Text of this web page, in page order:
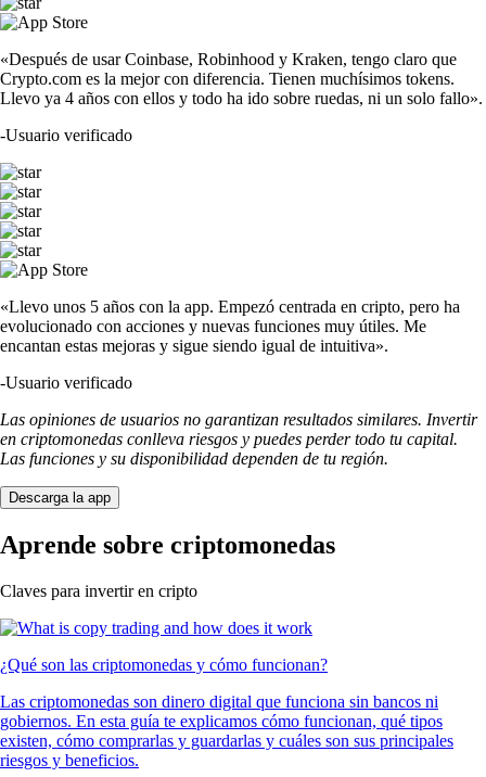
«Después de usar Coinbase, Robinhood y Kraken, tengo claro que
Crypto.com es la mejor con diferencia. Tienen muchísimos tokens.
Llevo ya 4 años con ellos y todo ha ido sobre ruedas, ni un solo fallo».
-Usuario verificado
«Llevo unos 5 años con la app. Empezó centrada en cripto, pero ha
evolucionado con acciones y nuevas funciones muy útiles. Me
encantan estas mejoras y sigue siendo igual de intuitiva».
-Usuario verificado
Las opiniones de usuarios no garantizan resultados similares. Invertir
en criptomonedas conlleva riesgos y puedes perder todo tu capital.
Las funciones y su disponibilidad dependen de tu región.
Descarga la app
Aprende sobre criptomonedas
Claves para invertir en cripto
¿Qué son las criptomonedas y cómo funcionan?
Las criptomonedas son dinero digital que funciona sin bancos ni
gobiernos. En esta guía te explicamos cómo funcionan, qué tipos
existen, cómo comprarlas y guardarlas y cuáles son sus principales
riesgos y beneficios.